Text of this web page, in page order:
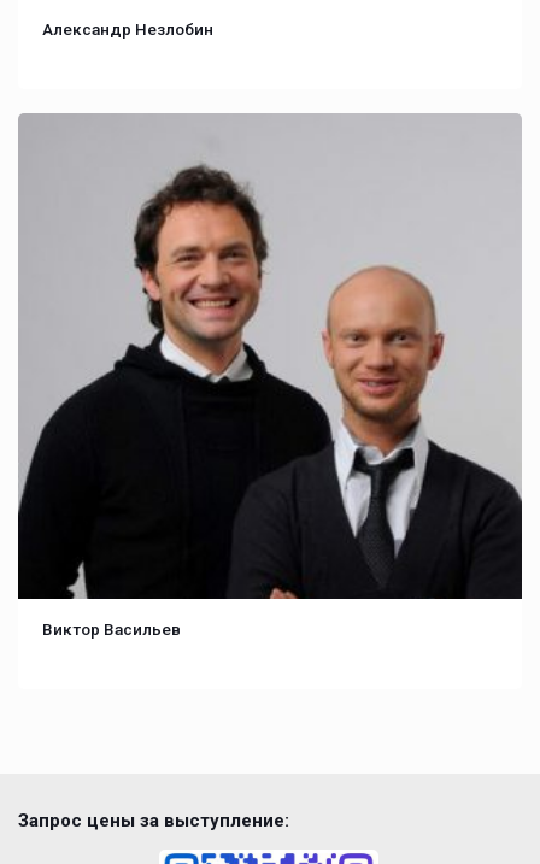
Александр Незлобин
Виктор Васильев
Запрос цены за выступление: